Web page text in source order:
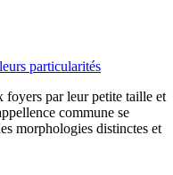
particularités
foyers par leur petite taille et
commune se
morphologies distinctes et